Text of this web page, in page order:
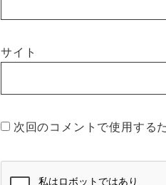
サイト
次回のコメントで使用する